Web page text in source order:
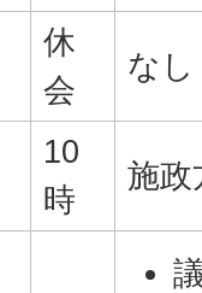
休
会
なし
10
時
施政